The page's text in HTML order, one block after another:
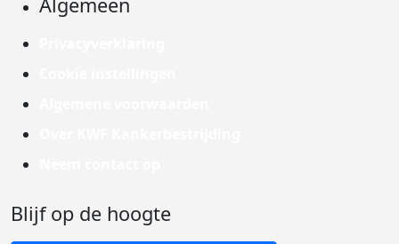
Algemeen
Blijf op de hoogte